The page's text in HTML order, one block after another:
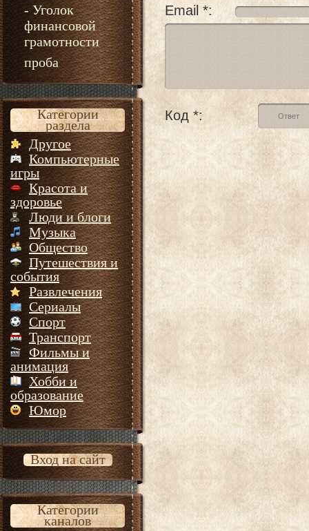
- Уголок
финансовой
грамотности
проба
Категории
раздела
Другое
Компьютерные
игры
Красота и
здоровье
Люди и блоги
Музыка
Общество
Путешествия и
события
Развлечения
Сериалы
Спорт
Транспорт
Фильмы и
анимация
Хобби и
образование
Юмор
Вход на сайт
Категории
каналов
Email *:
Код *: